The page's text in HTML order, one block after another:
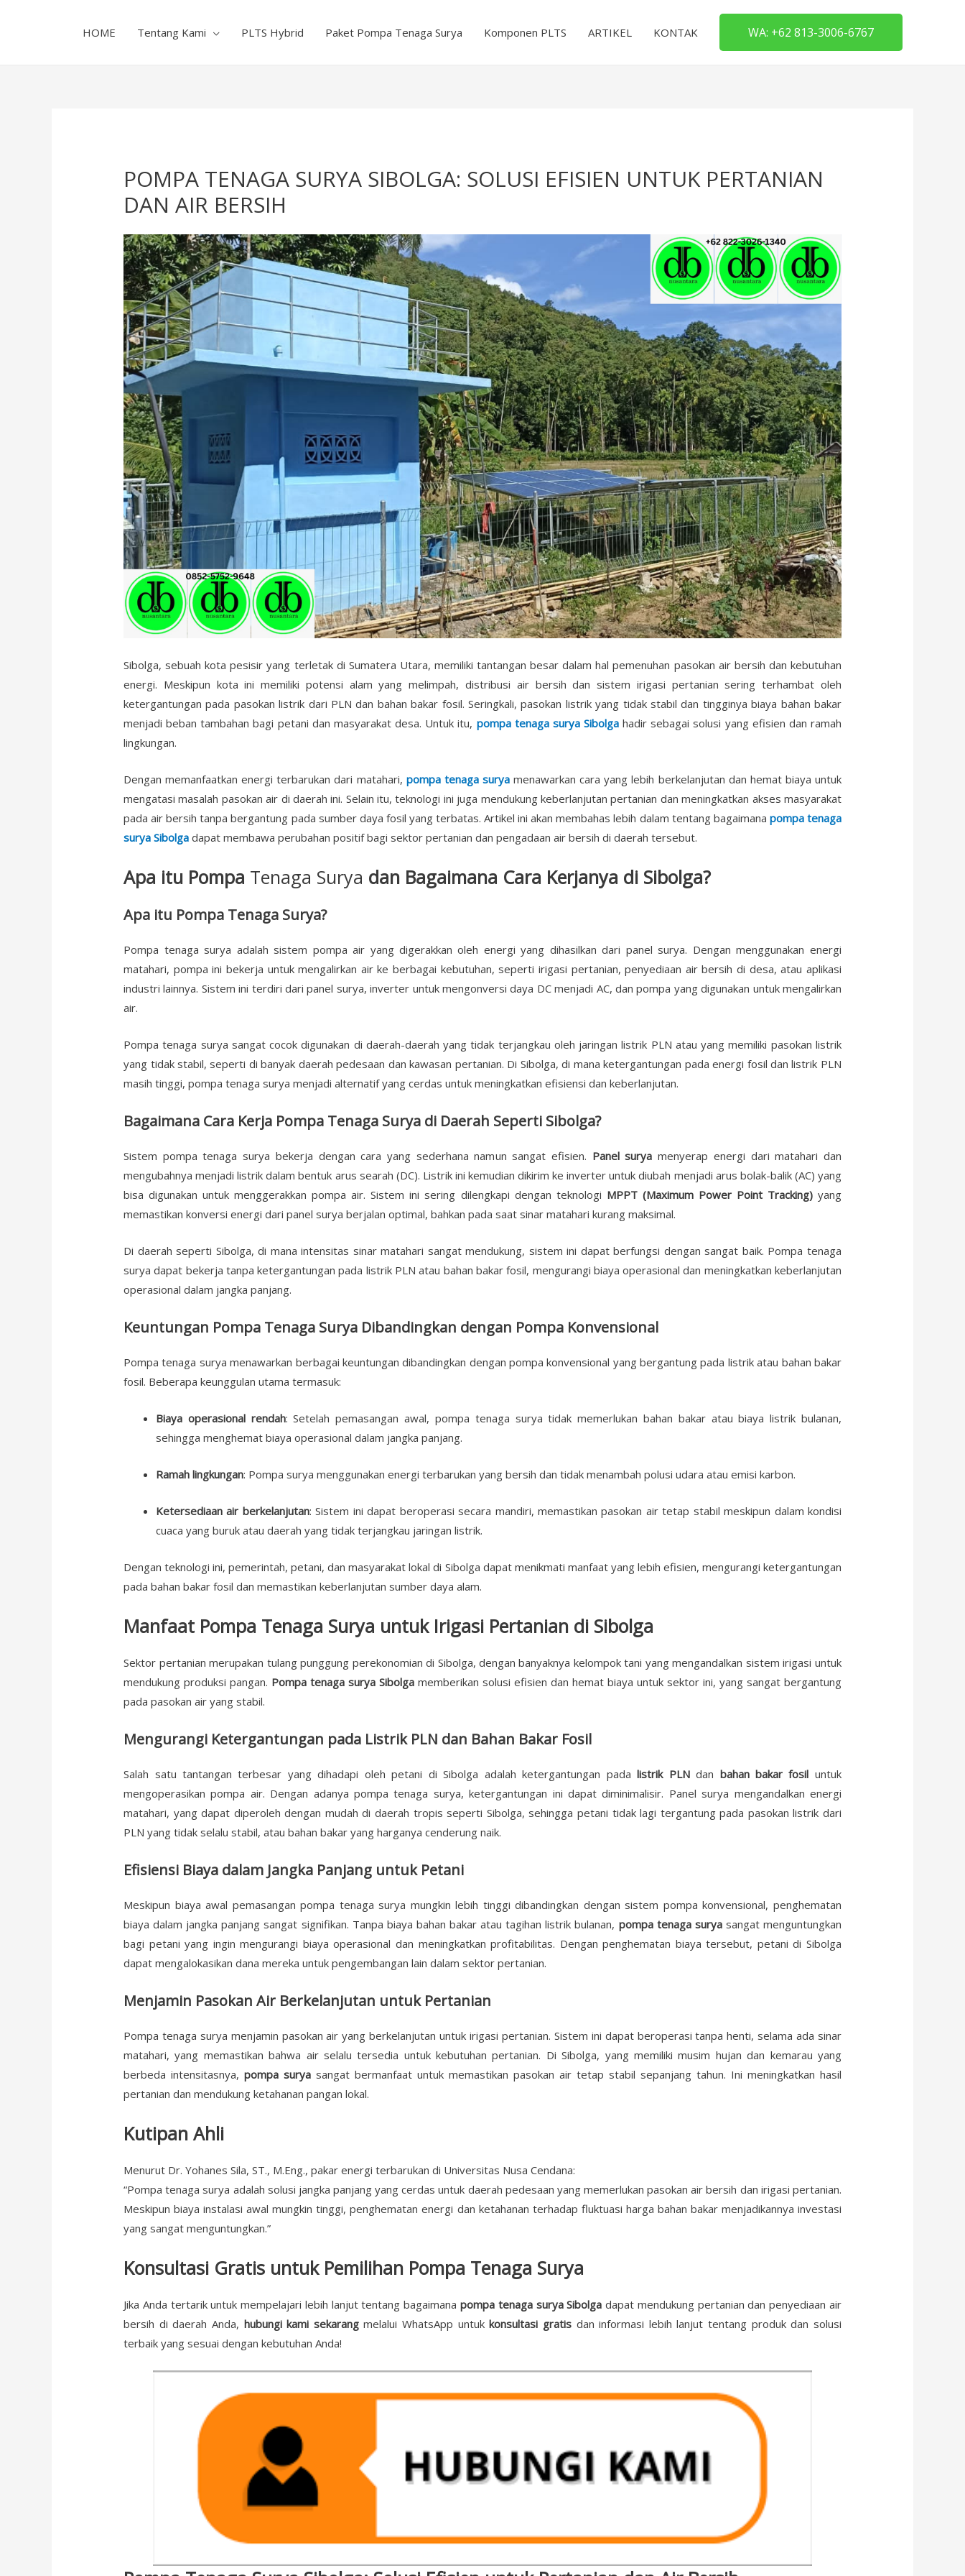
HOME Tentang Kami PLTS Hybrid Paket Pompa Tenaga Surya Komponen PLTS ARTIKEL KONTAK WA: +62 813-3006-6767
POMPA TENAGA SURYA SIBOLGA: SOLUSI EFISIEN UNTUK PERTANIAN
DAN AIR BERSIH
Sibolga, sebuah kota pesisir yang terletak di Sumatera Utara, memiliki tantangan besar dalam hal pemenuhan pasokan air bersih dan kebutuhan
energi. Meskipun kota ini memiliki potensi alam yang melimpah, distribusi air bersih dan sistem irigasi pertanian sering terhambat oleh
ketergantungan pada pasokan listrik dari PLN dan bahan bakar fosil. Seringkali, pasokan listrik yang tidak stabil dan tingginya biaya bahan bakar
menjadi beban tambahan bagi petani dan masyarakat desa. Untuk itu, pompa tenaga surya Sibolga hadir sebagai solusi yang efisien dan ramah
lingkungan.
Dengan memanfaatkan energi terbarukan dari matahari, pompa tenaga surya menawarkan cara yang lebih berkelanjutan dan hemat biaya untuk
mengatasi masalah pasokan air di daerah ini. Selain itu, teknologi ini juga mendukung keberlanjutan pertanian dan meningkatkan akses masyarakat
pada air bersih tanpa bergantung pada sumber daya fosil yang terbatas. Artikel ini akan membahas lebih dalam tentang bagaimana pompa tenaga
surya Sibolga dapat membawa perubahan positif bagi sektor pertanian dan pengadaan air bersih di daerah tersebut.
Apa itu Pompa Tenaga Surya dan Bagaimana Cara Kerjanya di Sibolga?
Apa itu Pompa Tenaga Surya?
Pompa tenaga surya adalah sistem pompa air yang digerakkan oleh energi yang dihasilkan dari panel surya. Dengan menggunakan energi
matahari, pompa ini bekerja untuk mengalirkan air ke berbagai kebutuhan, seperti irigasi pertanian, penyediaan air bersih di desa, atau aplikasi
industri lainnya. Sistem ini terdiri dari panel surya, inverter untuk mengonversi daya DC menjadi AC, dan pompa yang digunakan untuk mengalirkan
air.
Pompa tenaga surya sangat cocok digunakan di daerah-daerah yang tidak terjangkau oleh jaringan listrik PLN atau yang memiliki pasokan listrik
yang tidak stabil, seperti di banyak daerah pedesaan dan kawasan pertanian. Di Sibolga, di mana ketergantungan pada energi fosil dan listrik PLN
masih tinggi, pompa tenaga surya menjadi alternatif yang cerdas untuk meningkatkan efisiensi dan keberlanjutan.
Bagaimana Cara Kerja Pompa Tenaga Surya di Daerah Seperti Sibolga?
Sistem pompa tenaga surya bekerja dengan cara yang sederhana namun sangat efisien. Panel surya menyerap energi dari matahari dan
mengubahnya menjadi listrik dalam bentuk arus searah (DC). Listrik ini kemudian dikirim ke inverter untuk diubah menjadi arus bolak-balik (AC) yang
bisa digunakan untuk menggerakkan pompa air. Sistem ini sering dilengkapi dengan teknologi MPPT (Maximum Power Point Tracking)yang
memastikan konversi energi dari panel surya berjalan optimal, bahkan pada saat sinar matahari kurang maksimal.
Di daerah seperti Sibolga, di mana intensitas sinar matahari sangat mendukung, sistem ini dapat berfungsi dengan sangat baik. Pompa tenaga
surya dapat bekerja tanpa ketergantungan pada listrik PLN atau bahan bakar fosil, mengurangi biaya operasional dan meningkatkan keberlanjutan
operasional dalam jangka panjang.
Keuntungan Pompa Tenaga Surya Dibandingkan dengan Pompa Konvensional
Pompa tenaga surya menawarkan berbagai keuntungan dibandingkan dengan pompa konvensional yang bergantung pada listrik atau bahan bakar
fosil. Beberapa keunggulan utama termasuk:
Biaya operasional rendah: Setelah pemasangan awal, pompa tenaga surya tidak memerlukan bahan bakar atau biaya listrik bulanan,
sehingga menghemat biaya operasional dalam jangka panjang.
Ramah lingkungan: Pompa surya menggunakan energi terbarukan yang bersih dan tidak menambah polusi udara atau emisi karbon.
Ketersediaan air berkelanjutan: Sistem ini dapat beroperasi secara mandiri, memastikan pasokan air tetap stabil meskipun dalam kondisi
cuaca yang buruk atau daerah yang tidak terjangkau jaringan listrik.
Dengan teknologi ini, pemerintah, petani, dan masyarakat lokal di Sibolga dapat menikmati manfaat yang lebih efisien, mengurangi ketergantungan
pada bahan bakar fosil dan memastikan keberlanjutan sumber daya alam.
Manfaat Pompa Tenaga Surya untuk Irigasi Pertanian di Sibolga
Sektor pertanian merupakan tulang punggung perekonomian di Sibolga, dengan banyaknya kelompok tani yang mengandalkan sistem irigasi untuk
mendukung produksi pangan. Pompa tenaga surya Sibolga memberikan solusi efisien dan hemat biaya untuk sektor ini, yang sangat bergantung
pada pasokan air yang stabil.
Mengurangi Ketergantungan pada Listrik PLN dan Bahan Bakar Fosil
Salah satu tantangan terbesar yang dihadapi oleh petani di Sibolga adalah ketergantungan padalistrik PLNdan bahan bakar fosil untuk
mengoperasikan pompa air. Dengan adanya pompa tenaga surya, ketergantungan ini dapat diminimalisir. Panel surya mengandalkan energi
matahari, yang dapat diperoleh dengan mudah di daerah tropis seperti Sibolga, sehingga petani tidak lagi tergantung pada pasokan listrik dari
PLN yang tidak selalu stabil, atau bahan bakar yang harganya cenderung naik.
Efisiensi Biaya dalam Jangka Panjang untuk Petani
Meskipun biaya awal pemasangan pompa tenaga surya mungkin lebih tinggi dibandingkan dengan sistem pompa konvensional, penghematan
biaya dalam jangka panjang sangat signifikan. Tanpa biaya bahan bakar atau tagihan listrik bulanan, pompa tenaga suryasangat menguntungkan
bagi petani yang ingin mengurangi biaya operasional dan meningkatkan profitabilitas. Dengan penghematan biaya tersebut, petani di Sibolga
dapat mengalokasikan dana mereka untuk pengembangan lain dalam sektor pertanian.
Menjamin Pasokan Air Berkelanjutan untuk Pertanian
Pompa tenaga surya menjamin pasokan air yang berkelanjutan untuk irigasi pertanian. Sistem ini dapat beroperasi tanpa henti, selama ada sinar
matahari, yang memastikan bahwa air selalu tersedia untuk kebutuhan pertanian. Di Sibolga, yang memiliki musim hujan dan kemarau yang
berbeda intensitasnya,pompa surya sangat bermanfaat untuk memastikan pasokan air tetap stabil sepanjang tahun. Ini meningkatkan hasil
pertanian dan mendukung ketahanan pangan lokal.
Kutipan Ahli
Menurut Dr. Yohanes Sila, ST., M.Eng., pakar energi terbarukan di Universitas Nusa Cendana:
“Pompa tenaga surya adalah solusi jangka panjang yang cerdas untuk daerah pedesaan yang memerlukan pasokan air bersih dan irigasi pertanian.
Meskipun biaya instalasi awal mungkin tinggi, penghematan energi dan ketahanan terhadap fluktuasi harga bahan bakar menjadikannya investasi
yang sangat menguntungkan.”
Konsultasi Gratis untuk Pemilihan Pompa Tenaga Surya
Jika Anda tertarik untuk mempelajari lebih lanjut tentang bagaimana pompa tenaga surya Sibolga dapat mendukung pertanian dan penyediaan air
bersih di daerah Anda, hubungi kami sekarangmelalui WhatsApp untukkonsultasi gratisdan informasi lebih lanjut tentang produk dan solusi
terbaik yang sesuai dengan kebutuhan Anda!